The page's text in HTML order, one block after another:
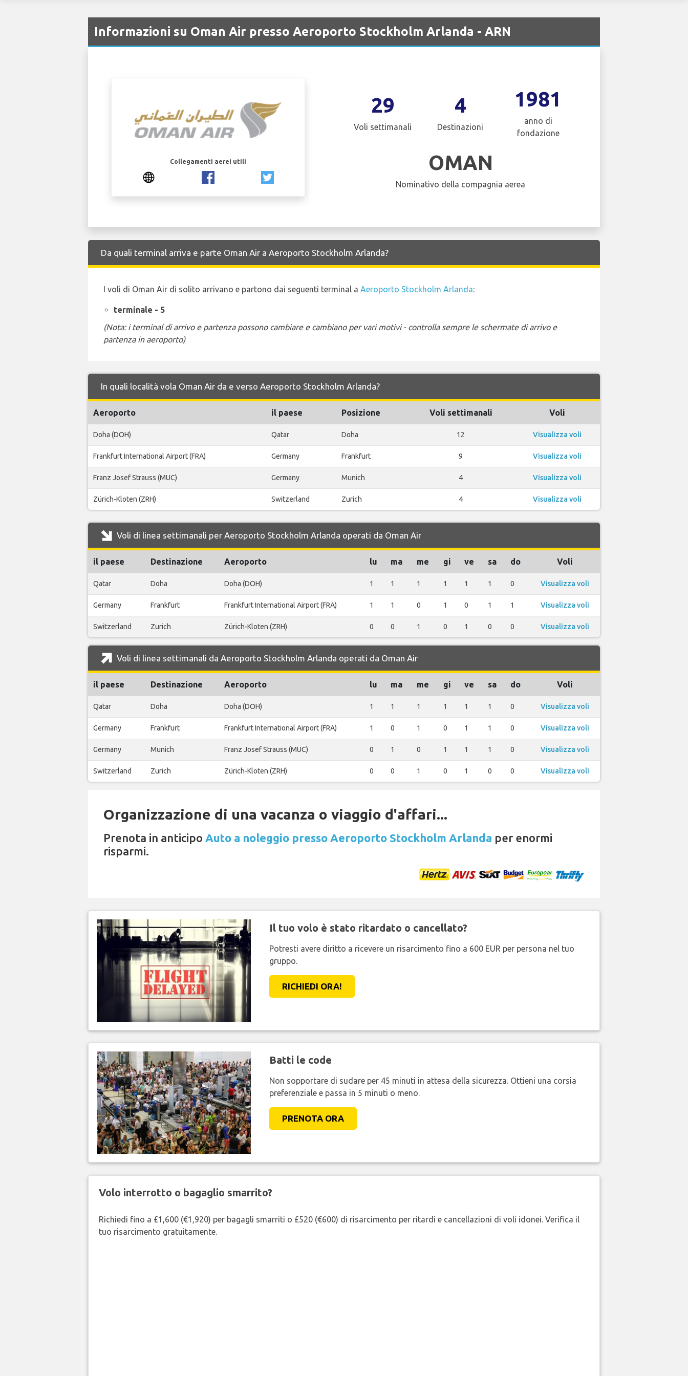
Informazioni su Oman Air presso Aeroporto Stockholm Arlanda - ARN
Collegamenti aerei utili
29
Voli settimanali
4
Destinazioni
1981
anno di
fondazione
OMAN
Nominativo della compagnia aerea
Da quali terminal arriva e parte Oman Air a Aeroporto Stockholm Arlanda?
I voli di Oman Air di solito arrivano e partono dai seguenti terminal a Aeroporto Stockholm Arlanda:
terminale - 5
(Nota: i terminal di arrivo e partenza possono cambiare e cambiano per vari motivi - controlla sempre le schermate di arrivo e
partenza in aeroporto)
In quali località vola Oman Air da e verso Aeroporto Stockholm Arlanda?
Aeroporto il paese Posizione Voli settimanali Voli
Doha (DOH) Qatar Doha 12 Visualizza voli
Frankfurt International Airport (FRA) Germany Frankfurt 9 Visualizza voli
Franz Josef Strauss (MUC) Germany Munich 4 Visualizza voli
Zürich-Kloten (ZRH) Switzerland Zurich 4 Visualizza voli
Voli di linea settimanali per Aeroporto Stockholm Arlanda operati da Oman Air
il paese Destinazione Aeroporto lu ma me gi ve sa do Voli
Qatar Doha Doha (DOH) 1 1 1 1 1 1 0 Visualizza voli
Germany Frankfurt Frankfurt International Airport (FRA) 1 1 0 1 0 1 1 Visualizza voli
Switzerland Zurich Zürich-Kloten (ZRH) 0 0 1 0 1 0 0 Visualizza voli
Voli di linea settimanali da Aeroporto Stockholm Arlanda operati da Oman Air
il paese Destinazione Aeroporto lu ma me gi ve sa do Voli
Qatar Doha Doha (DOH) 1 1 1 1 1 1 0 Visualizza voli
Germany Frankfurt Frankfurt International Airport (FRA) 1 0 1 0 1 1 0 Visualizza voli
Germany Munich Franz Josef Strauss (MUC) 0 1 0 1 1 1 0 Visualizza voli
Switzerland Zurich Zürich-Kloten (ZRH) 0 0 1 0 1 0 0 Visualizza voli
Organizzazione di una vacanza o viaggio d'affari...
Prenota in anticipo Auto a noleggio presso Aeroporto Stockholm Arlanda per enormi
risparmi.
Il tuo volo è stato ritardato o cancellato?
Potresti avere diritto a ricevere un risarcimento fino a 600 EUR per persona nel tuo
gruppo.
RICHIEDI ORA!
Batti le code
Non sopportare di sudare per 45 minuti in attesa della sicurezza. Ottieni una corsia
preferenziale e passa in 5 minuti o meno.
PRENOTA ORA
Volo interrotto o bagaglio smarrito?
Richiedi fino a £1,600 (€1,920) per bagagli smarriti o £520 (€600) di risarcimento per ritardi e cancellazioni di voli idonei. Verifica il
tuo risarcimento gratuitamente.